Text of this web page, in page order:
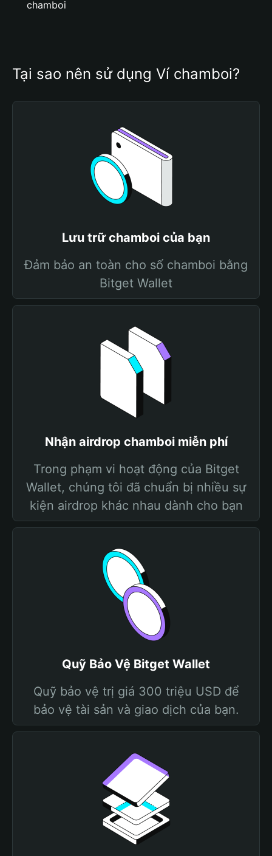
chamboi
Tại sao nên sử dụng Ví chamboi?
Lưu trữ chamboi của bạn
Đảm bảo an toàn cho số chamboi bằng
Bitget Wallet
Nhận airdrop chamboi miễn phí
Trong phạm vi hoạt động của Bitget
Wallet, chúng tôi đã chuẩn bị nhiều sự
kiện airdrop khác nhau dành cho bạn
Quỹ Bảo Vệ Bitget Wallet
Quỹ bảo vệ trị giá 300 triệu USD để
bảo vệ tài sản và giao dịch của bạn.